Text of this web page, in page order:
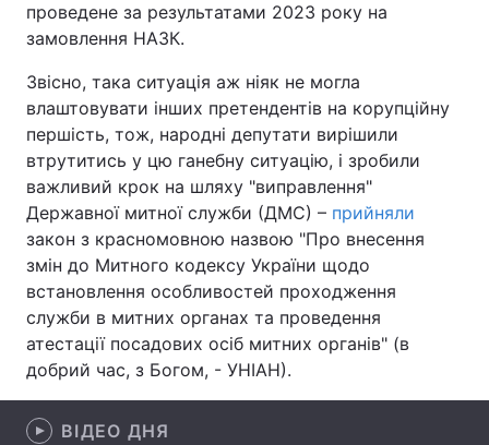
Лонгріди
Відео з Youtube Статті
Інтерв'ю Думки
Архів Вакансії
Послуги
проведене за результатами 2023 року на
замовлення НАЗК.
Звісно, така ситуація аж ніяк не могла
влаштовувати інших претендентів на корупційну
першість, тож, народні депутати вирішили
втрутитись у цю ганебну ситуацію, і зробили
важливий крок на шляху "виправлення"
Державної митної служби (ДМС) – прийняли
закон з красномовною назвою "Про внесення
змін до Митного кодексу України щодо
встановлення особливостей проходження
служби в митних органах та проведення
атестації посадових осіб митних органів" (в
добрий час, з Богом, - УНІАН).
ВІДЕО ДНЯ